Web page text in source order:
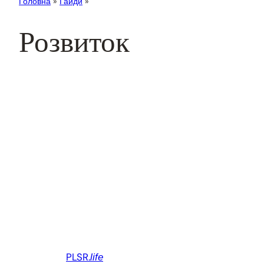
Розвиток
PLSR.life